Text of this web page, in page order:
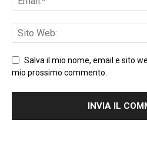
Salva il mio nome, email e sito
mio prossimo commento.